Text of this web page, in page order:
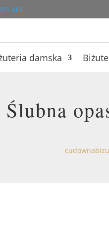
665
damska
Ślubna